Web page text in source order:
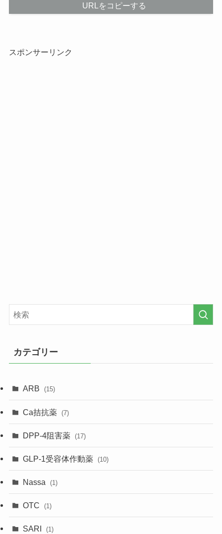
URLをコピーする
スポンサーリンク
カテゴリー
ARB (15)
Ca拮抗薬 (7)
DPP-4阻害薬 (17)
GLP-1受容体作動薬 (10)
Nassa (1)
OTC (1)
SARI (1)